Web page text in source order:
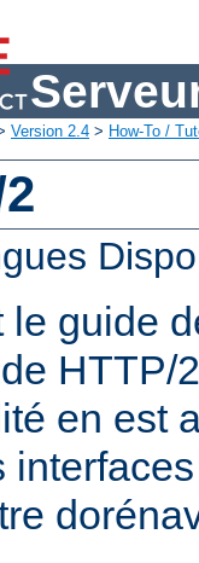
Version 2.4 > How-To /
le guide
HTTP/
en est